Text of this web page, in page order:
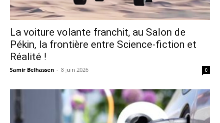
La voiture volante franchit, au Salon de
Pékin, la frontière entre Science-fiction et
Réalité !
Samir Belhassen - 8 juin 2026 0